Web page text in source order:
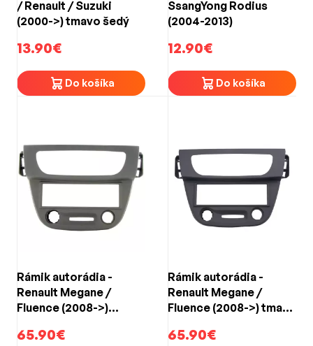
/ Renault / Suzuki
(2000->) tmavo šedý
13.90€
Do košíka
SsangYong Rodius
(2004-2013)
12.90€
Do košíka
Rámik autorádia -
Renault Megane /
Fluence (2008->)
65.90€
Rámik autorádia -
Renault Megane /
Fluence (2008->) tmavo
65.90€